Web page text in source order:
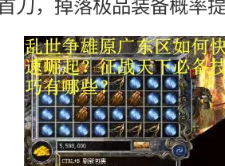
刀，掉落极品装备概率